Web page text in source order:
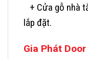
+ Cửa gỗ nhà
lắp đặt.
Gia Phát